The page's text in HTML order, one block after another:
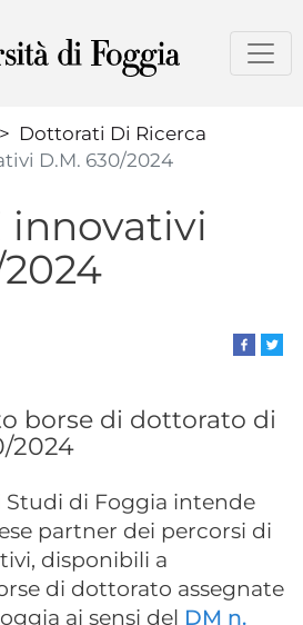
al
contenuto
Dottorati Di Ricerca
D.M. 630/2024
borse di dottorato di
2024
Studi di Foggia intende
partner dei percorsi di
disponibili a
di dottorato assegnate
ai sensi del DM n.